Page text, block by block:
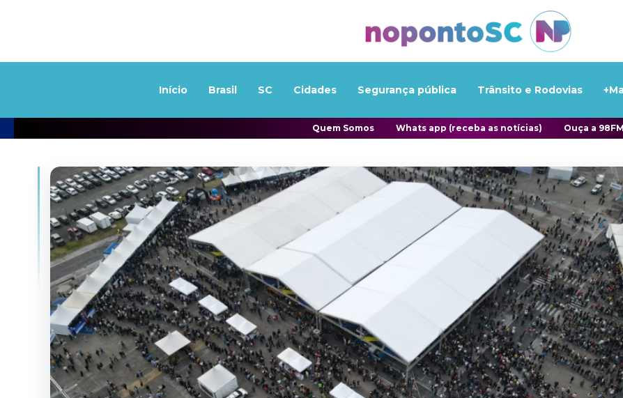
Início Brasil SC Cidades Segurança pública Trânsito e Rodovias
Quem Somos Whats app (receba as notícias) Ouça a 98FM